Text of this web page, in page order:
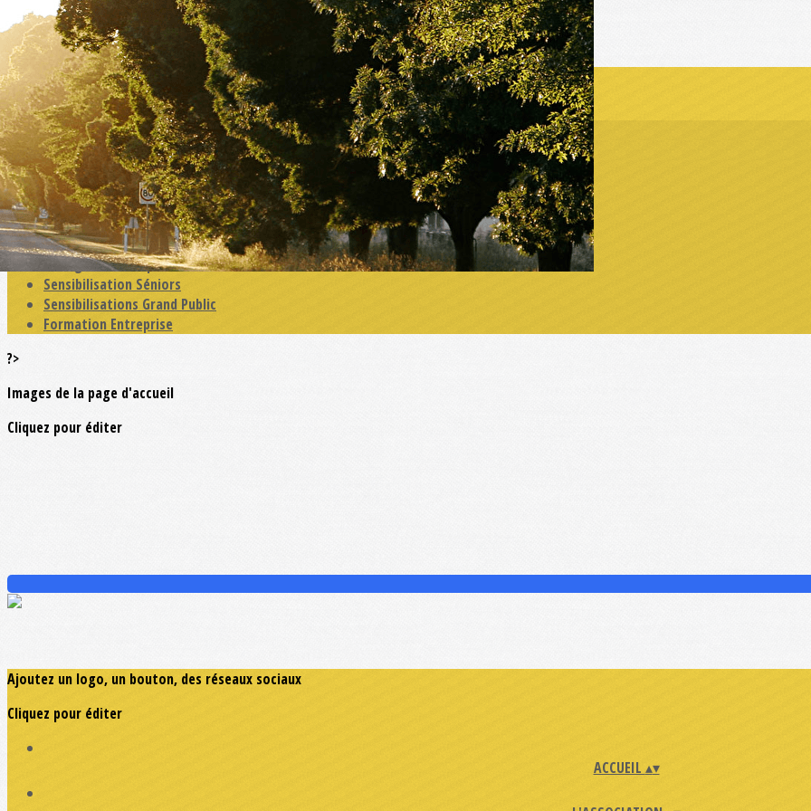
Exporter les lignes sélectionnées
Exporter toutes les colonnes
Exporter uniquement les colonnes affichées
Menu
<
>
Actualités
Education Primaire
Education Collège - MFR
Education Lycées -CFA
Enseignement Supérieur
Sensibilisation Séniors
Sensibilisations Grand Public
Formation Entreprise
?>
Images de la page d'accueil
Cliquez pour éditer
Ajoutez un logo, un bouton, des réseaux sociaux
Cliquez pour éditer
ACCUEIL ▴▾